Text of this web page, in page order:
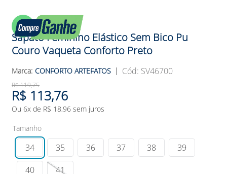
5%
OFF
Sapato Feminino Elástico Sem Bico Pu
Couro Vaqueta Conforto Preto
CONFORTO ARTEFATOS : SV46700
R$119,75
R$ 113,76
Ou 6x de R$ 18,96 sem juros
Tamanho
34 35 36 37 38
39
40
41